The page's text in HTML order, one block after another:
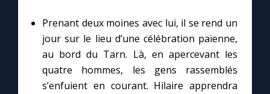
Prenant deux moines avec lui, il se rend un
jour sur le lieu d’une célébration païenne,
au bord du Tarn. Là, en apercevant les
quatre hommes, les gens rassemblés
s’enfuient en courant. Hilaire apprendra